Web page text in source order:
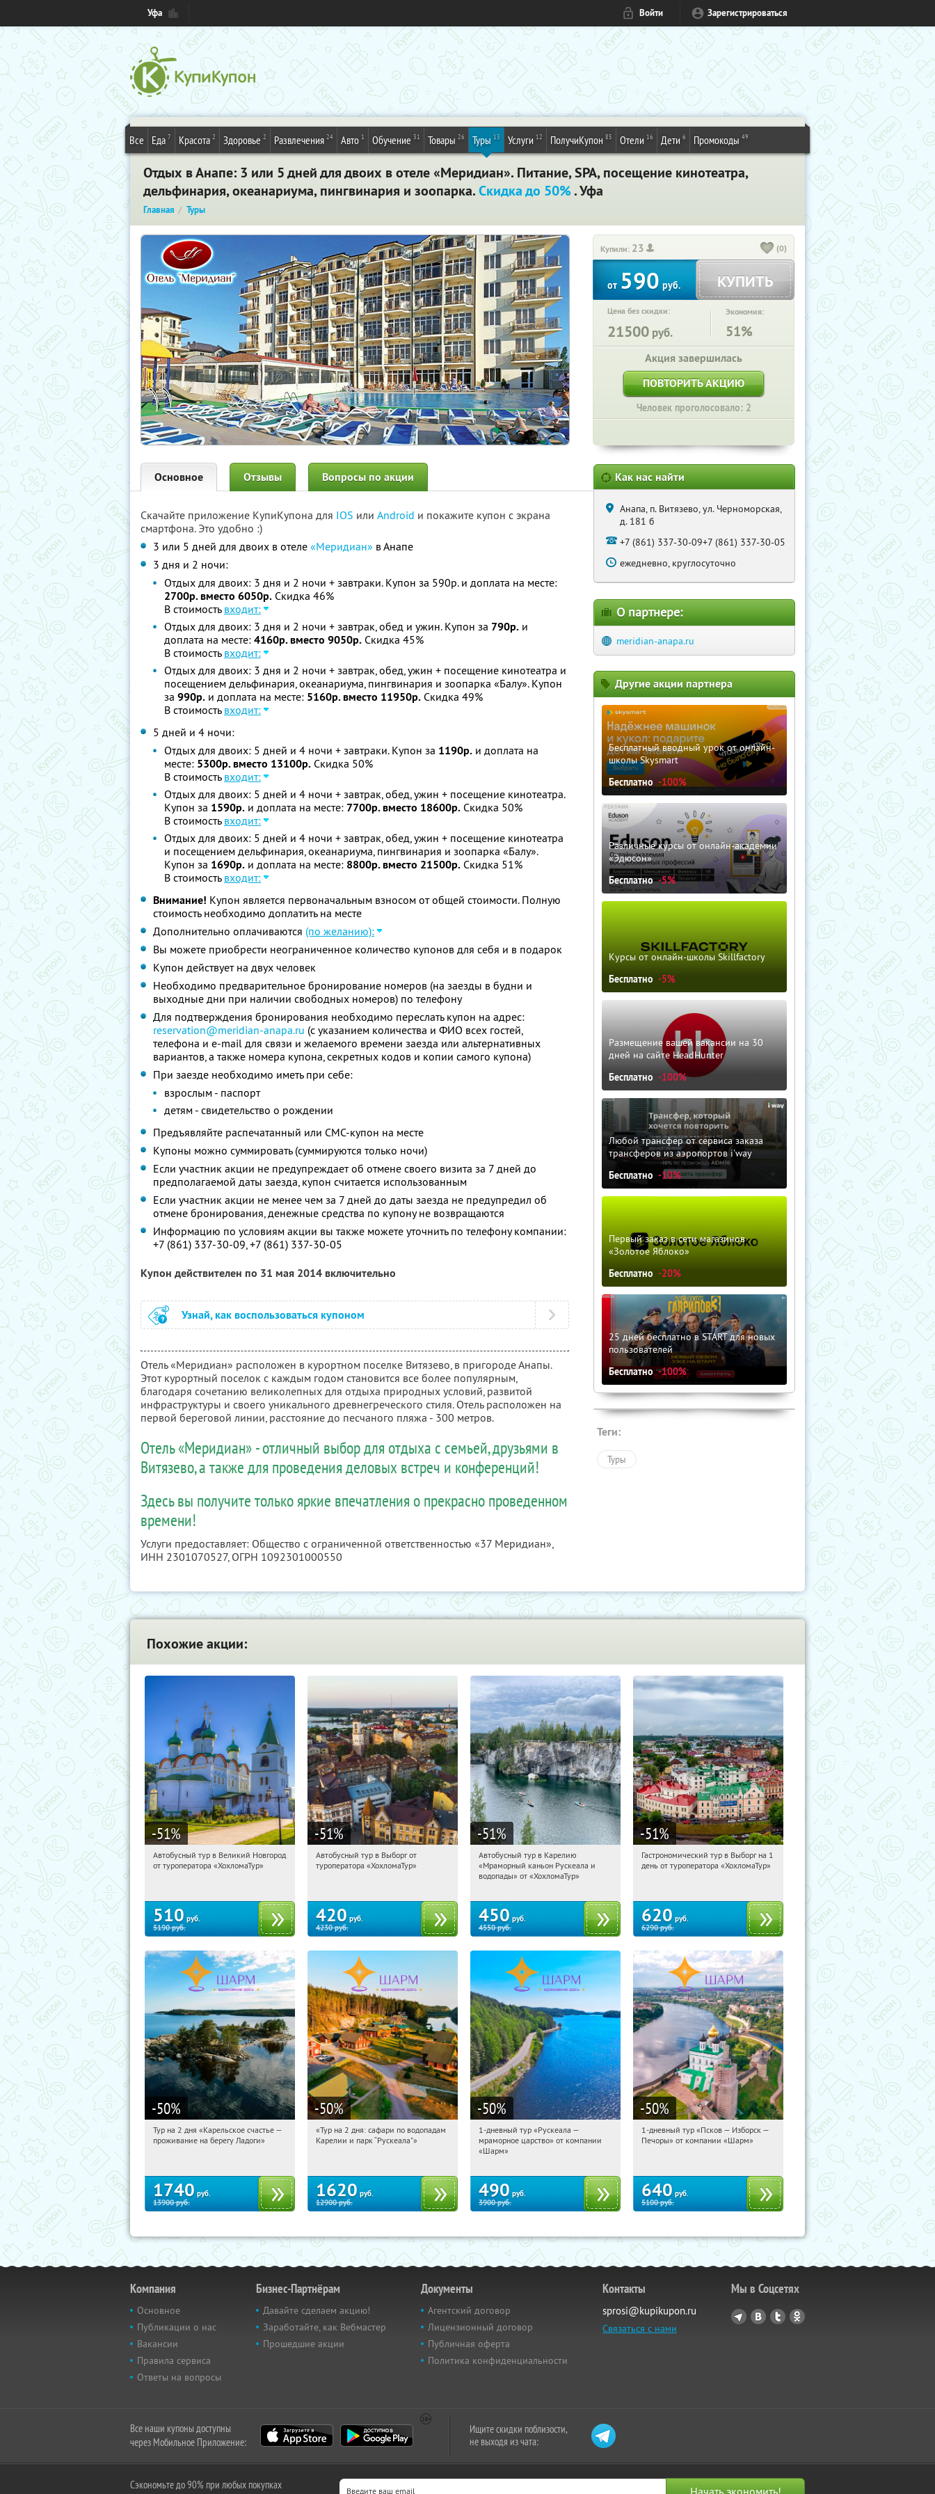
Уфа Войти Зарегистрироваться
Все Еда 7 Красота 2 Здоровье 2 Развлечения 24 Авто 1 Обучение 31 Товары 26 Туры 13 Услуги 12 ПолучиКупон 85 Отели 16 Дети 6 Промокоды 49
Отдых в Анапе: 3 или 5 дней для двоих в отеле «Меридиан». Питание, SPA, посещение кинотеатра,
дельфинария, океанариума, пингвинария и зоопарка.Скидка до 50%. Уфа
Главная Туры
Купили: 23 (0)
от590руб. КУПИТЬ
Цена без скидки:
21500 руб.
Экономия:
51%
Акция завершилась
ПОВТОРИТЬ АКЦИЮ
Человек проголосовало: 2
Основное Отзывы Вопросы по акции
Скачайте приложение КупиКупона для IOS или Android и покажите купон с экрана
смартфона. Это удобно :)
3 или 5 дней для двоих в отеле «Меридиан» в Анапе
3 дня и 2 ночи:
Отдых для двоих: 3 дня и 2 ночи + завтраки. Купон за 590р. и доплата на месте:
2700р. вместо 6050р. Скидка 46%
В стоимость входит:
Отдых для двоих: 3 дня и 2 ночи + завтрак, обед и ужин. Купон за 790р. и
доплата на месте: 4160р. вместо 9050р. Скидка 45%
В стоимость входит:
Отдых для двоих: 3 дня и 2 ночи + завтрак, обед, ужин + посещение кинотеатра и
посещением дельфинария, океанариума, пингвинария и зоопарка «Балу». Купон
за 990р. и доплата на месте: 5160р. вместо 11950р. Скидка 49%
В стоимость входит:
5 дней и 4 ночи:
Отдых для двоих: 5 дней и 4 ночи + завтраки. Купон за 1190р. и доплата на
месте: 5300р. вместо 13100р. Скидка 50%
В стоимость входит:
Отдых для двоих: 5 дней и 4 ночи + завтрак, обед, ужин + посещение кинотеатра.
Купон за 1590р. и доплата на месте: 7700р. вместо 18600р. Скидка 50%
В стоимость входит:
Отдых для двоих: 5 дней и 4 ночи + завтрак, обед, ужин + посещение кинотеатра
и посещением дельфинария, океанариума, пингвинария и зоопарка «Балу».
Купон за 1690р. и доплата на месте: 8800р. вместо 21500р. Скидка 51%
В стоимость входит:
Внимание! Купон является первоначальным взносом от общей стоимости. Полную
стоимость необходимо доплатить на месте
Дополнительно оплачиваются (по желанию):
Вы можете приобрести неограниченное количество купонов для себя и в подарок
Купон действует на двух человек
Необходимо предварительное бронирование номеров (на заезды в будни и
выходные дни при наличии свободных номеров) по телефону
Для подтверждения бронирования необходимо переслать купон на адрес:
reservation@meridian-anapa.ru (с указанием количества и ФИО всех гостей,
телефона и e-mail для связи и желаемого времени заезда или альтернативных
вариантов, а также номера купона, секретных кодов и копии самого купона)
При заезде необходимо иметь при себе:
взрослым - паспорт
детям - свидетельство о рождении
Предъявляйте распечатанный или СМС-купон на месте
Купоны можно суммировать (суммируются только ночи)
Если участник акции не предупреждает об отмене своего визита за 7 дней до
предполагаемой даты заезда, купон считается использованным
Если участник акции не менее чем за 7 дней до даты заезда не предупредил об
отмене бронирования, денежные средства по купону не возвращаются
Информацию по условиям акции вы также можете уточнить по телефону компании:
+7 (861) 337-30-09, +7 (861) 337-30-05
Купон действителен по 31 мая 2014 включительно
Узнай, как воспользоваться купоном
Отель «Меридиан» расположен в курортном поселке Витязево, в пригороде Анапы.
Этот курортный поселок с каждым годом становится все более популярным,
благодаря сочетанию великолепных для отдыха природных условий, развитой
инфраструктуры и своего уникального древнегреческого стиля. Отель расположен на
первой береговой линии, расстояние до песчаного пляжа - 300 метров.
Отель «Меридиан» - отличный выбор для отдыха с семьей, друзьями в
Витязево, а также для проведения деловых встреч и конференций!
Здесь вы получите только яркие впечатления о прекрасно проведенном
времени!
Услуги предоставляет: Общество с ограниченной ответственностью «37 Меридиан»,
ИНН 2301070527, ОГРН 1092301000550
Как нас найти
Анапа, п. Витязево, ул. Черноморская,
д. 181 б
+7 (861) 337-30-09+7 (861) 337-30-05
ежедневно, круглосуточно
О партнере:
meridian-anapa.ru
Другие акции партнера
Бесплатный вводный урок от онлайн-
школы Skysmart
Бесплатно -100%
Различные курсы от онлайн-академии
«Эдюсон»
Бесплатно -5%
Курсы от онлайн-школы Skillfactory
Бесплатно -5%
Размещение вашей вакансии на 30
дней на сайте HeadHunter
Бесплатно -100%
Любой трансфер от сервиса заказа
трансферов из аэропортов i'way
Бесплатно -10%
Первый заказ в сети магазинов
«Золотое Яблоко»
Бесплатно -20%
25 дней бесплатно в START для новых
пользователей
Бесплатно -100%
Теги:
Туры
Похожие акции:
-51%
23:47:12 Купили:2
Автобусный тур в Великий Новгород
от туроператора «ХохломаТур»
510 руб.
5190руб.
-51%
23:47:12 Купили:
Автобусный тур в Выборг от
туроператора «ХохломаТур»
420 руб.
4230руб.
-51%
23:47:12 Купили:
Сенная площадь
Автобусный тур в Карелию
«Мраморный каньон Рускеала и
водопады» от «ХохломаТур»
450 руб.
4550руб.
-51%
23:47:12
Купи первым!
Гастрономический тур в Выборг на 1
день от туроператора «ХохломаТур»
620 руб.
6290руб.
-50%
23:47:12 Купили:39
Тур на 2 дня «Карельское счастье —
проживание на берегу Ладоги»
1740 руб.
13900руб.
-50%
23:47:12 Купили:
«Тур на 2 дня: сафари по водопадам
Карелии и парк “Рускеала"»
1620 руб.
12900руб.
-50%
23:47:12 Купили:
Достоевская
1-дневный тур «Рускеала —
мраморное царство» от компании
«Шарм»
490 руб.
3900руб.
-50%
23:47:12 Купили:12
1-дневный тур «Псков — Изборск —
Печоры» от компании «Шарм»
640 руб.
5100руб.
Компания
Основное
Публикации о нас
Вакансии
Правила сервиса
Ответы на вопросы
Бизнес-Партнёрам
Давайте сделаем акцию!
Заработайте, как Вебмастер
Прошедшие акции
Документы
Агентский договор
Лицензионный договор
Публичная оферта
Политика конфиденциальности
Контакты
sprosi@kupikupon.ru
Связаться с нами
Мы в Соцсетях
Все наши купоны доступны
через Мобильное Приложение:
Ищите скидки поблизости,
не выходя из чата:
Сэкономьте до 90% при любых покупках